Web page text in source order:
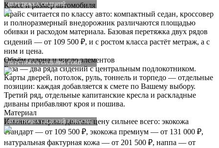
ПЕРЕТЯЖКА СИДЕНИЙ
ПЕРЕТЯЖКА СИДЕНИЙ FORD
ПЕРЕТЯЖКА СИДЕНИЙ PORSCHE
Класс и размер автомобиля
Прайс считается по классу авто: компактный седан, кроссовер
и полноразмерный внедорожник различаются площадью
обивки и расходом материала. Базовая перетяжка двух рядов
сидений — от 109 500 ₽, и с ростом класса растёт метраж, а с
ним и цена.
Объём салона и число элементов
База — два ряда сидений с центральным подлокотником.
Карты дверей, потолок, руль, тоннель и торпедо — отдельные
позиции: каждая добавляется к смете по Вашему выбору.
Третий ряд, отдельные капитанские кресла и раскладные
диваны прибавляют кроя и пошива.
Материал
Именно материал двигает цену сильнее всего: экокожа
стандарт — от 109 500 ₽, экокожа премиум — от 131 000 ₽,
натуральная фактурная кожа — от 201 500 ₽, наппа — от